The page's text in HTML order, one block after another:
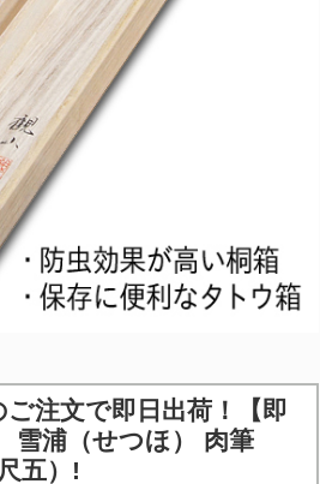
注文で即日出荷！
【即
浦（せつほ） 肉筆
五）!